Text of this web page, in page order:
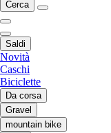
Cerca
Saldi
Novità
Caschi
Biciclette
Da corsa
Gravel
mountain bike